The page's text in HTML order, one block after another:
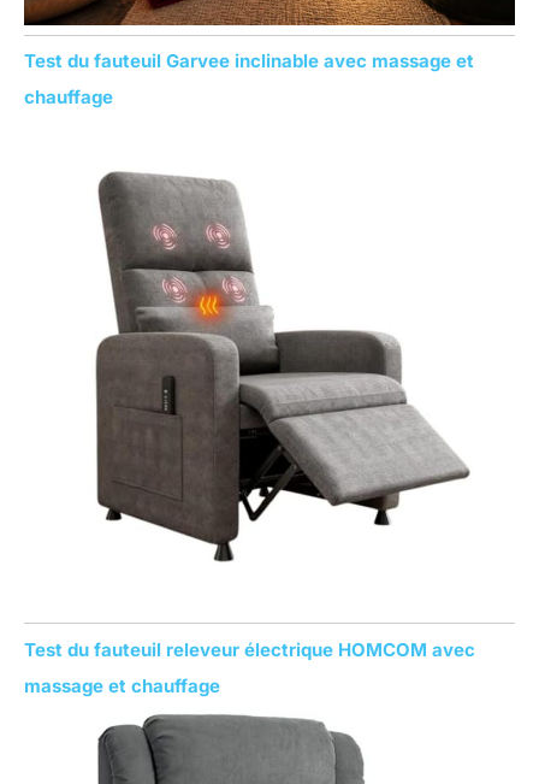
Test du fauteuil Garvee inclinable avec massage et
chauffage
Test du fauteuil releveur électrique HOMCOM avec
massage et chauffage